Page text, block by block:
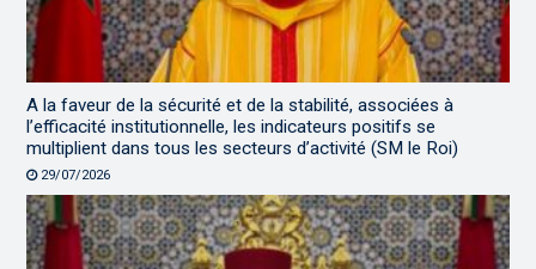
A la faveur de la sécurité et de la stabilité, associées à
l’efficacité institutionnelle, les indicateurs positifs se
multiplient dans tous les secteurs d’activité (SM le Roi)
29/07/2026